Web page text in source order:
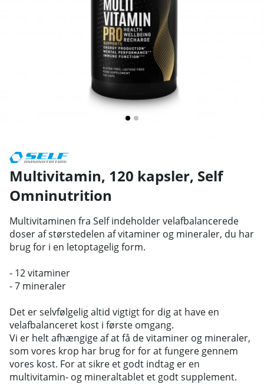
Multivitamin, 120 kapsler, Self
Omninutrition
Multivitaminen fra Self indeholder velafbalancerede
doser af størstedelen af vitaminer og mineraler, du har
brug for i en letoptagelig form.
- 12 vitaminer
- 7 mineraler
Det er selvfølgelig altid vigtigt for dig at have en
velafbalanceret kost i første omgang.
Vi er helt afhængige af at få de vitaminer og mineraler,
som vores krop har brug for for at fungere gennem
vores kost. For at sikre et godt indtag er en
multivitamin- og mineraltablet et godt supplement.